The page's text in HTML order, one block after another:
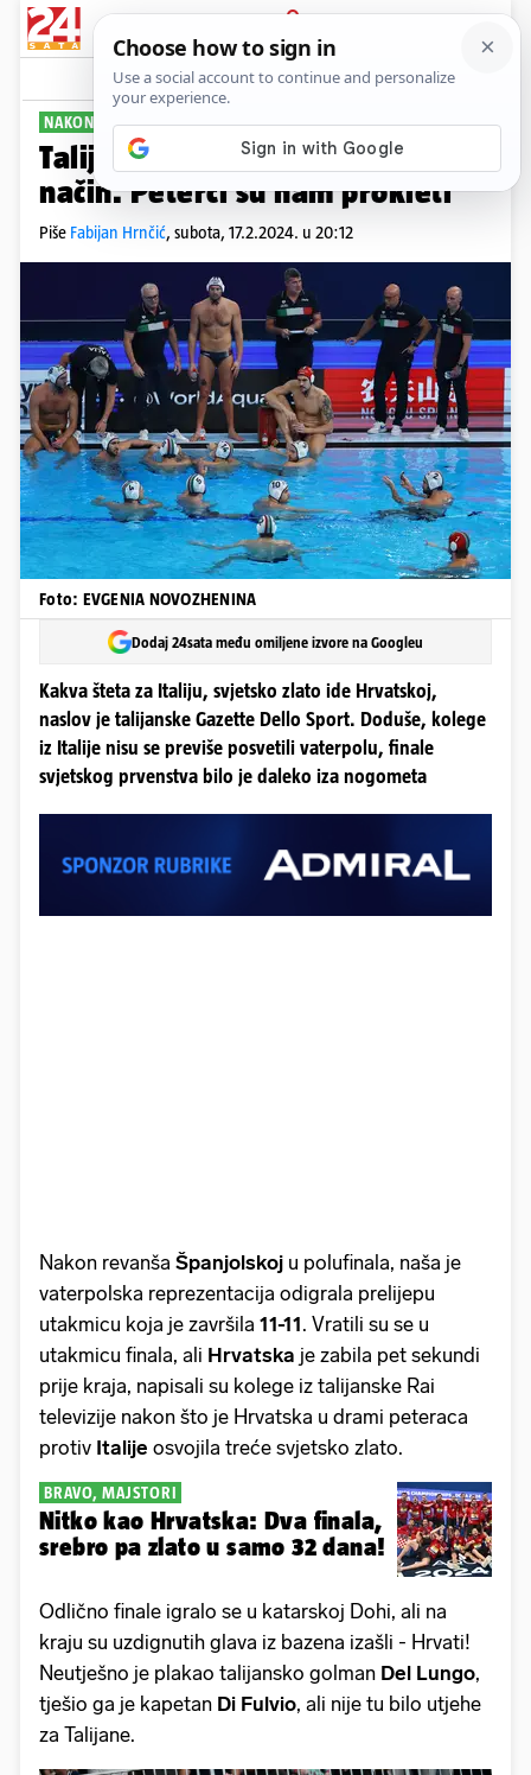
PRIJAVA
Sport Komentari
NAKON PORAZA
Talijani: Poraz na najokrutniji
način. Peterci su nam prokleti
Piše Fabijan Hrnčić, subota, 17.2.2024. u 20:12
Foto: EVGENIA NOVOZHENINA
Dodaj 24sata među omiljene izvore na Googleu
Kakva šteta za Italiju, svjetsko zlato ide Hrvatskoj,
naslov je talijanske Gazette Dello Sport. Doduše, kolege
iz Italije nisu se previše posvetili vaterpolu, finale
svjetskog prvenstva bilo je daleko iza nogometa
Nakon revanša Španjolskoj u polufinala, naša je
vaterpolska reprezentacija odigrala prelijepu
utakmicu koja je završila 11-11. Vratili su se u
utakmicu finala, ali Hrvatska je zabila pet sekundi
prije kraja, napisali su kolege iz talijanske Rai
televizije nakon što je Hrvatska u drami peteraca
protiv Italije osvojila treće svjetsko zlato.
BRAVO, MAJSTORI
Nitko kao Hrvatska: Dva finala,
srebro pa zlato u samo 32 dana!
Odlično finale igralo se u katarskoj Dohi, ali na
kraju su uzdignutih glava iz bazena izašli - Hrvati!
Neutješno je plakao talijansko golman Del Lungo,
tješio ga je kapetan Di Fulvio, ali nije tu bilo utjehe
za Talijane.